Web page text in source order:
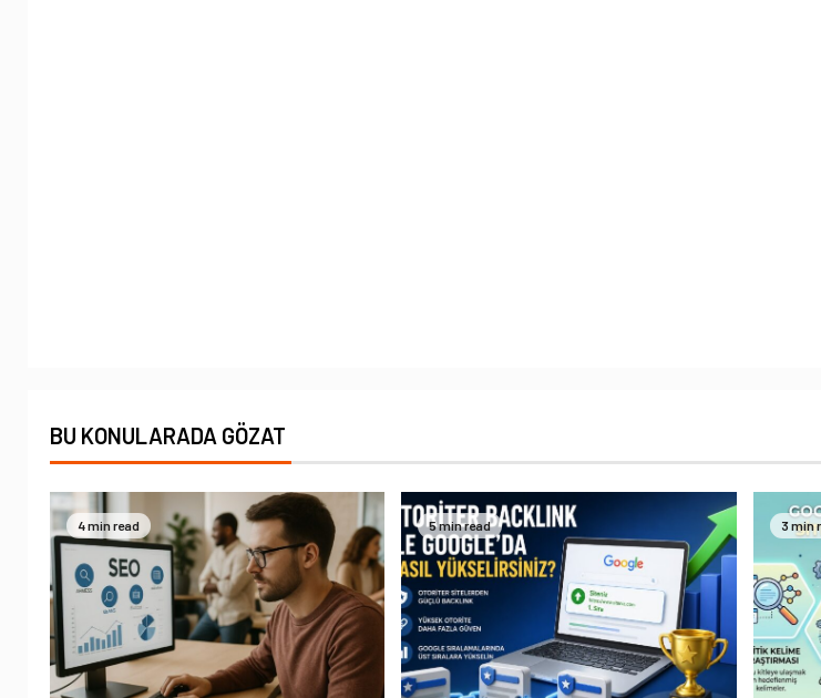
BU KONULARADA GÖZAT
4 min read 5 min read 3 min